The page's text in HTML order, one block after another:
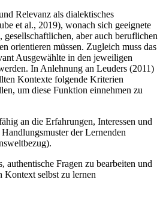
Relevanz als dialektisches
et al., 2019), wonach sich geeignete
aber auch beruflichen
orientieren müssen. Zugleich muss das
Ausgewählte in den jeweiligen
In Anlehnung an Leuders (2011)
Kontexte folgende Kriterien
um diese Funktion einnehmen zu
an die Erfahrungen, Interessen und
der Lernenden
authentische Fragen zu bearbeiten und
Kontext selbst zu lernen